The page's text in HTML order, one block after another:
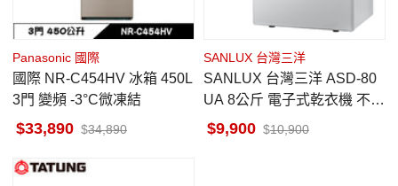
Panasonic 國際
國際 NR-C454HV 冰箱 450L
3門 變頻 -3°C微凍結
33,890 34,890
SANLUX 台灣三洋
SANLUX 台灣三洋 ASD-80
UA 8公斤 電子式乾衣機 不鏽
鋼轉筒
9,900 10,900